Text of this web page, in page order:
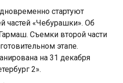
стартуют
частей «Чебурашки». Об
Съемки второй части
этапе.
на 31 декабря
2».